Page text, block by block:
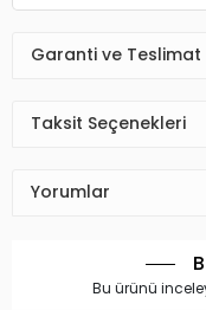
Garanti ve Teslimat
Taksit Seçenekleri
Yorumlar
Bu ürünü